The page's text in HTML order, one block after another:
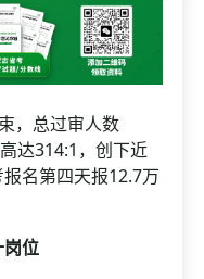
试
总过审人数
达314:1，创下近
名第四天报12.7万
位